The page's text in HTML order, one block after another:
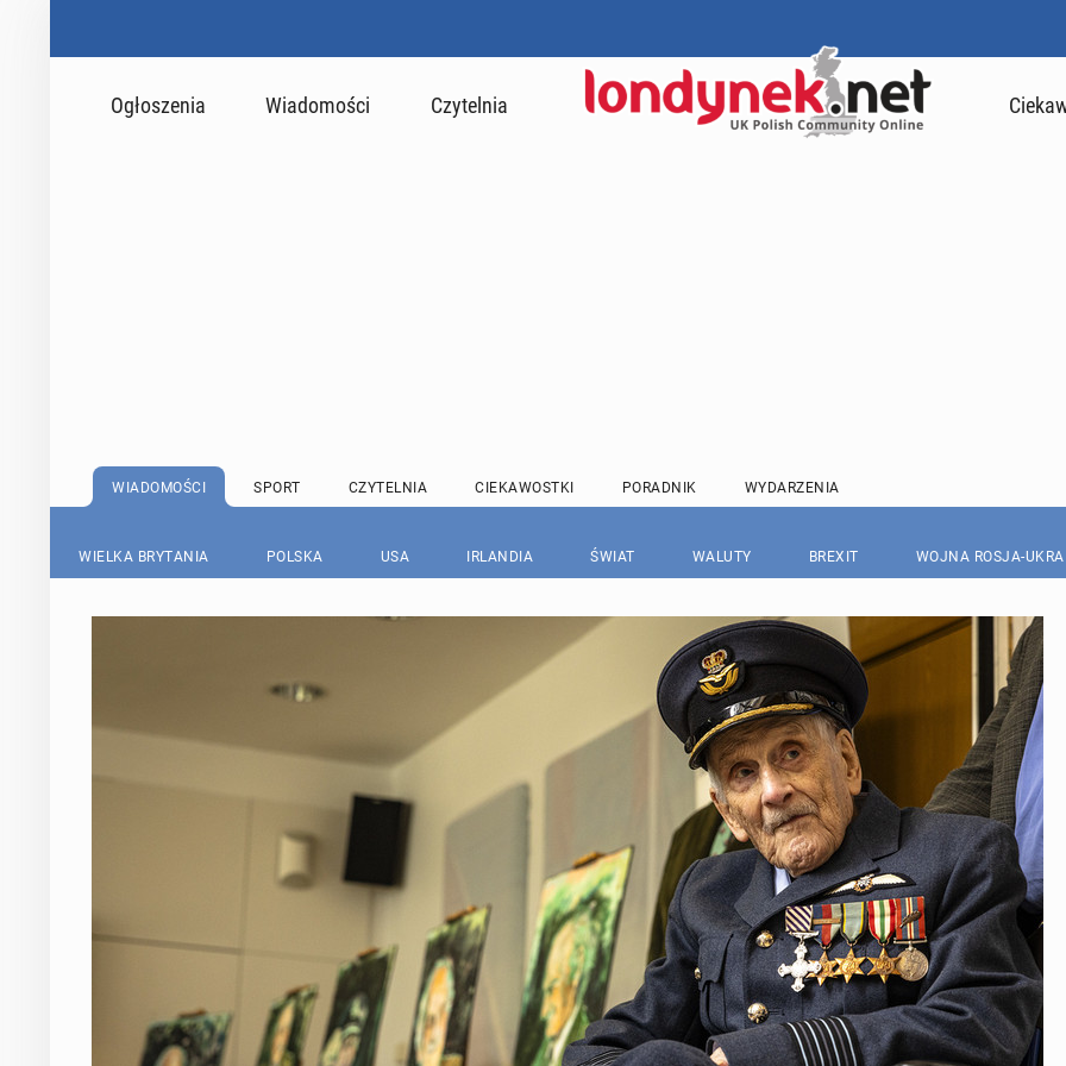
Ogłoszenia Wiadomości Czytelnia
WIADOMOŚCI SPORT CZYTELNIA CIEKAWOSTKI PORADNIK WYDARZENIA
WIELKA BRYTANIA POLSKA USA IRLANDIA ŚWIAT WALUTY BREXIT WOJNA ROSJA-